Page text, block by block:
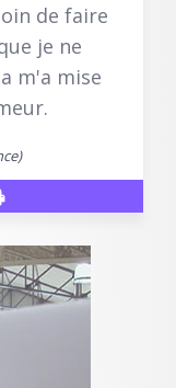
de faire
je ne
m'a mise